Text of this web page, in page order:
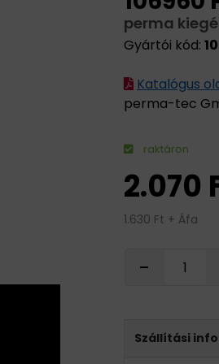
perma
Gyártói kód:
Katalógus
perma-tec
raktáron
2.070
1.630 Ft + Áfa
-
Szállítási